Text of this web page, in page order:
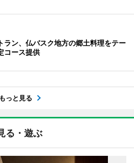
ラン、仏バスク地方の郷土料理をテー
コース提供
もっと見る
る・遊ぶ